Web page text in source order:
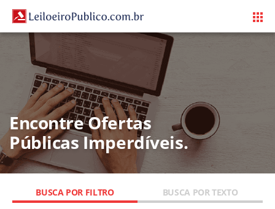
Encontre Ofertas
Públicas Imperdíveis.
BUSCA POR FILTRO BUSCA POR TEXTO